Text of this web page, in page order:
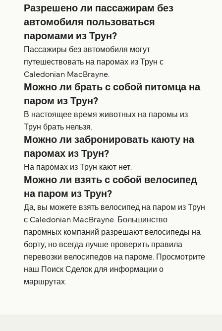
Разрешено ли пассажирам без
автомобиля пользоваться
паромами из Трун?
Пассажиры без автомобиля могут
путешествовать на паромах из Трун с
Caledonian MacBrayne.
Можно ли брать с собой питомца на
паром из Трун?
В настоящее время животных на паромы из
Трун брать нельзя.
Можно ли забронировать каюту на
паромах из Трун?
На паромах из Трун кают нет.
Можно ли взять с собой велосипед
на паром из Трун?
Да, вы можете взять велосипед на паром из Трун
с Caledonian MacBrayne. Большинство
паромных компаний разрешают велосипеды на
борту, но всегда лучше проверить правила
перевозки велосипедов на пароме. Просмотрите
наш Поиск Сделок для информации о
маршрутах.